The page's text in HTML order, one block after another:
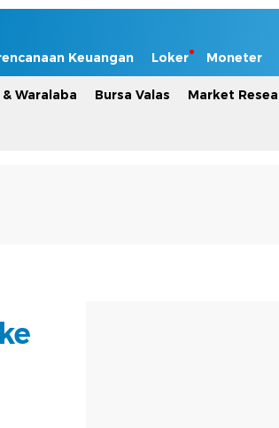
Keuangan Loker Moneter
& Waralaba Bursa Valas Market